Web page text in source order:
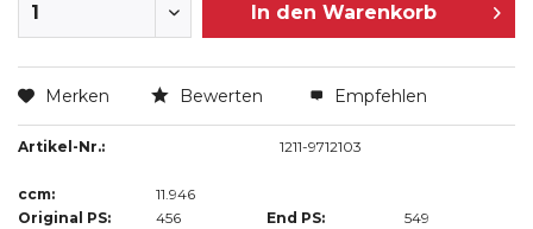
In den Warenkorb
Merken Bewerten Empfehlen
Artikel-Nr.: 1211-9712103
ccm:
11.946
Original PS:
456 End PS:
549